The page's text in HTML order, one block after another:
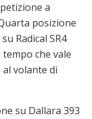
a
posizione
Radical SR4
che vale
volante di
su Dallara 393